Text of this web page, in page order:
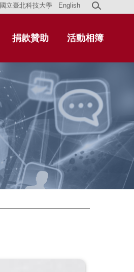
捐款贊助 活動相簿
國立臺北科技大學 English